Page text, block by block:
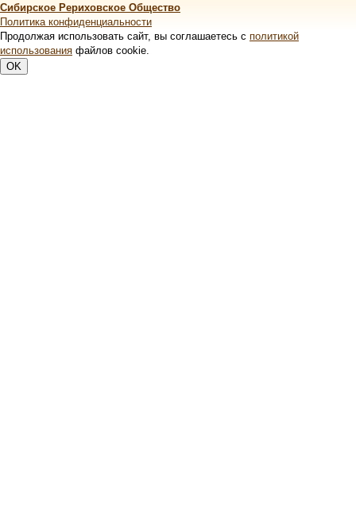
Сибирское Рериховское Общество
Политика конфиденциальности
Продолжая использовать сайт, вы соглашаетесь с политикой
использования файлов cookie.
OK